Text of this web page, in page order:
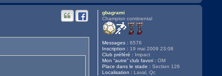
a
gbagrami
Champion continental
Messages : 6576
Inscription : 19 mai 2009 23:08
Club préféré : Impact
Mon “autre” club favori : OM
Place dans le stade : Section 126
Localisation : Laval, Qc